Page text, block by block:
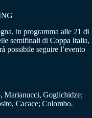
in programma alle 21 di
semifinali di Coppa Italia,
possibile seguire l’evento
Marianucci, Goglichidze;
Cacace; Colombo.